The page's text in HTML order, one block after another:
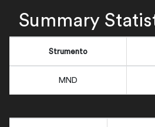
Summary
Strumento
MND